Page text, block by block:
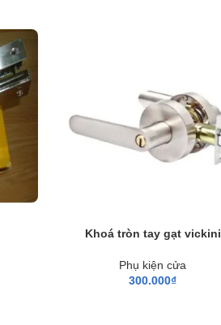
Thủ Đức, TP. Hồ Chí Minh.
TP. Hồ Chí Minh.
Bình Tân Hồ Chí Minh
TP. Nha Trang.
Khoá tròn tay gạt vickini
Phụ kiện cửa
300.000₫